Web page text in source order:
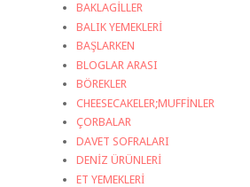
BAKLAGİLLER
BALIK YEMEKLERİ
BAŞLARKEN
BLOGLAR ARASI
BÖREKLER
CHEESECAKELER;MUFFİNLER
ÇORBALAR
DAVET SOFRALARI
DENİZ ÜRÜNLERİ
ET YEMEKLERİ